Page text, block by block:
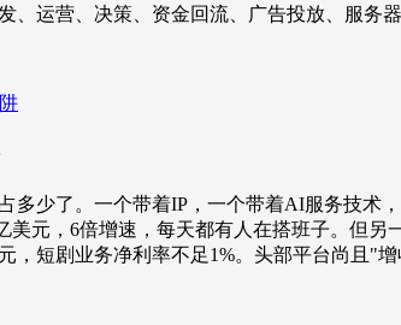
、运营、决策、资金回流、广告投放、服务
多少了。一个带着IP，一个带着AI服务技
美元，6倍增速，每天都有人在搭班子。但另
，短剧业务净利率不足1%。头部平台尚且"